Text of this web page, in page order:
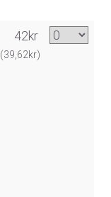
42kr
(39,62kr)